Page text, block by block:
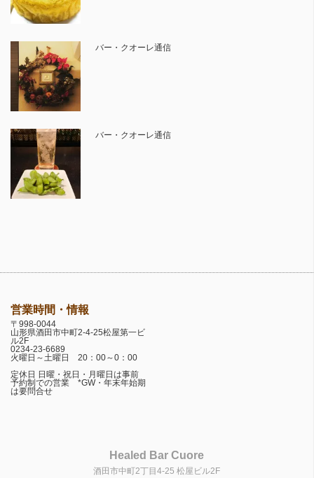
バー・クオーレ通信
バー・クオーレ通信
営業時間・情報
〒998-0044
山形県酒田市中町2-4-25松屋第一ビ
ル2F
0234-23-6689
火曜日～土曜日 20：00～0：00
定休日 日曜・祝日・月曜日は事前
予約制での営業 *GW・年末年始期
は要問合せ
Healed Bar Cuore
酒田市中町2丁目4-25 松屋ビル2F